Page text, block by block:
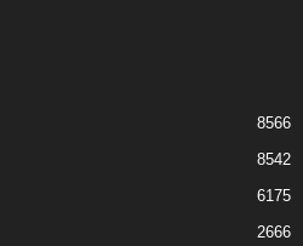
8566
8542
6175
2666